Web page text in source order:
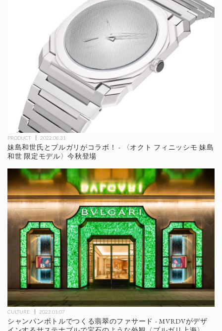
PRODUCT 2022.08.31
妹島和世氏とブルガリがコラボ！ - 〈オクト フィニッシモ 妹島
和世 限定モデル〉今秋登場
CULTURE 2022.01.07
シャンパンボトルでつくる翡翠のファサード - MVRDVがデザ